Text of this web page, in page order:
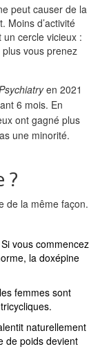
peut causer de la
Moins d’activité
un cercle vicieux :
vous prenez
en 2021
6 mois. En
ont gagné plus
une minorité.
?
de la même façon.
vous commencez
la doxépine
femmes sont
naturellement
de poids devient